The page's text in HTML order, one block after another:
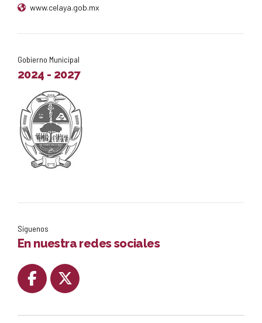
www.celaya.gob.mx
Gobierno Municipal
2024 - 2027
Síguenos
En nuestra redes sociales